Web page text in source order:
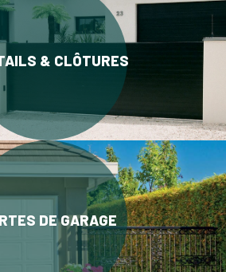
& CLÔTURES
DE GARAGE